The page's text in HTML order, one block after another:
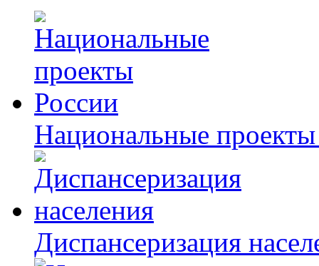
Национальные
Диспансеризация